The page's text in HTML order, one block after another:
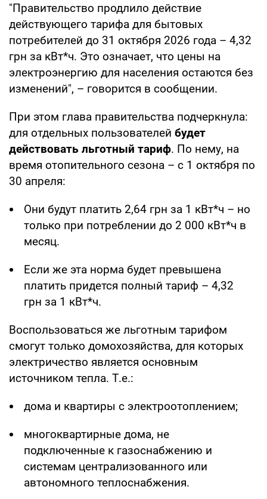
"Правительство продлило действие
действующего тарифа для бытовых
потребителей до 31 октября 2026 года – 4,32
грн за кВт*ч. Это означает, что цены на
электроэнергию для населения остаются без
изменений", – говорится в сообщении.
При этом глава правительства подчеркнула:
для отдельных пользователей будет
действовать льготный тариф. По нему, на
время отопительного сезона – с 1 октября по
30 апреля:
Они будут платить 2,64 грн за 1 кВт*ч – но
только при потреблении до 2 000 кВт*ч в
месяц.
Если же эта норма будет превышена
платить придется полный тариф – 4,32
грн за 1 кВт*ч.
Воспользоваться же льготным тарифом
смогут только домохозяйства, для которых
электричество является основным
источником тепла. Т.е.:
дома и квартиры с электроотоплением;
многоквартирные дома, не
подключенные к газоснабжению и
системам централизованного или
автономного теплоснабжения.